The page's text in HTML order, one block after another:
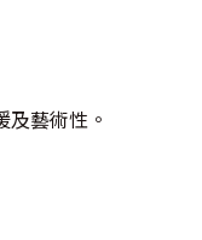
藝術性。